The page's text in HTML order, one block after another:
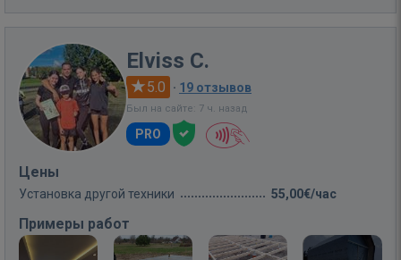
Elviss C.
5.0 · 19 отзывов
Был на сайте: 7 ч. назад
PRO
Цены
Установка другой техники 55,00€/час
Примеры работ